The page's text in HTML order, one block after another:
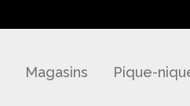
Magasins Pique-